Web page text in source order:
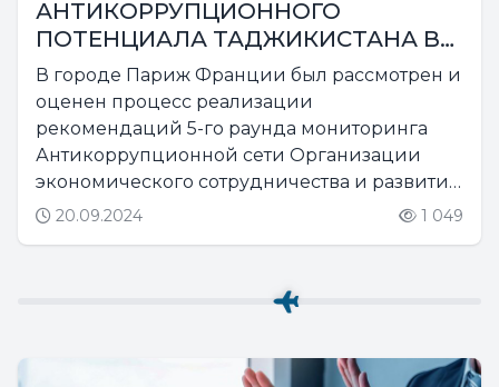
АНТИКОРРУПЦИОННОГО
ПОТЕНЦИАЛА ТАДЖИКИСТАНА В
ПАРИЖЕ
В городе Париж Франции был рассмотрен и
оценен процесс реализации
рекомендаций 5-го раунда мониторинга
Антикоррупционной сети Организации
экономического сотрудничества и развития
(ОЭСР) для стран Восточной Европы и
20.09.2024 1 049